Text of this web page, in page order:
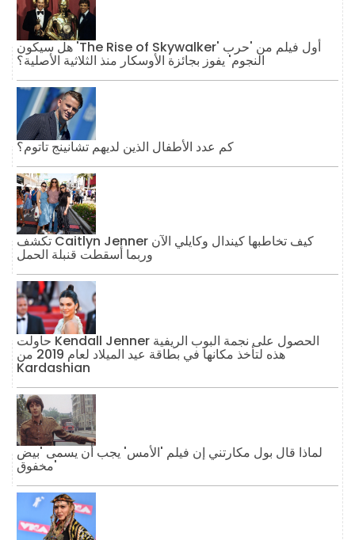
هل سيكون 'The Rise of Skywalker' أول فيلم من 'حرب
النجوم' يفوز بجائزة الأوسكار منذ الثلاثية الأصلية؟
كم عدد الأطفال الذين لديهم تشانينج تاتوم؟
تكشف Caitlyn Jenner كيف تخاطبها كيندال وكايلي الآن
وربما أسقطت قنبلة الحمل
حاولت Kendall Jenner الحصول على نجمة البوب ​​الريفية
هذه لتأخذ مكانها في بطاقة عيد الميلاد لعام 2019 من
Kardashian
لماذا قال بول مكارتني إن فيلم 'الأمس' يجب أن يسمى 'بيض
مخفوق'